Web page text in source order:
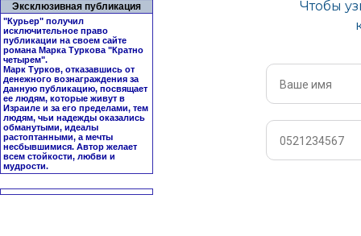
Эксклюзивная публикация
"Курьер" получил
исключительное право
публикации на своем сайте
романа Марка Туркова "Кратно
четырем".
Марк Турков, отказавшись от
денежного вознаграждения за
данную публикацию, посвящает
ее людям, которые живут в
Израиле и за его пределами, тем
людям, чьи надежды оказались
обманутыми, идеалы
растоптанными, а мечты
несбывшимися. Автор желает
всем стойкости, любви и
мудрости.